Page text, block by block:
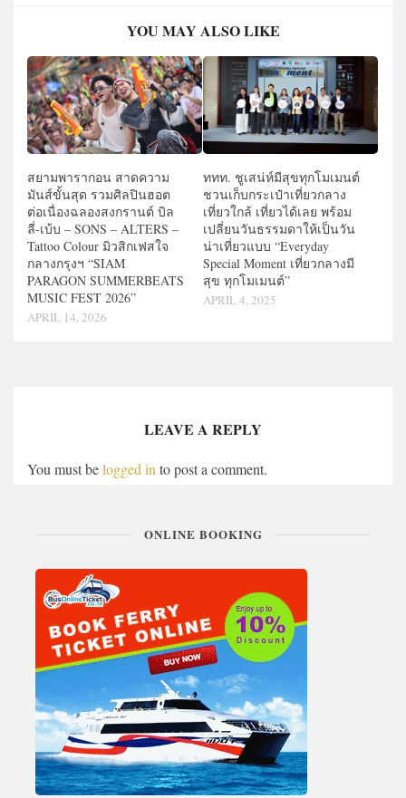
YOU MAY ALSO LIKE
สยามพารากอน สาดความ
มันส์ขั้นสุด รวมศิลปินฮอต
ต่อเนื่องฉลองสงกรานต์ บิล
ลี่-เบ้บ – SONS – ALTERS –
Tattoo Colour มิวสิกเฟสใจ
กลางกรุงฯ “SIAM
PARAGON SUMMERBEATS
MUSIC FEST 2026”
APRIL 14, 2026
ททท. ชูเสน่ห์มีสุขทุกโมเมนต์
ชวนเก็บกระเป๋าเที่ยวกลาง
เที่ยวใกล้ เที่ยวได้เลย พร้อม
เปลี่ยนวันธรรมดาให้เป็นวัน
น่าเที่ยวแบบ “Everyday
Special Moment เที่ยวกลางมี
สุข ทุกโมเมนต์”
APRIL 4, 2025
LEAVE A REPLY
You must belogged into post a comment.
ONLINE BOOKING